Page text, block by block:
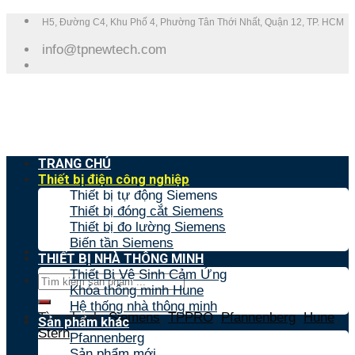
Skip
content
H5, Đường C4, Khu Phố 4, Phường Tân Thới Nhất, Quận 12, TP. HCM
info@tpnewtech.com
Tìm
kiếm:
Tìm nhanh:Siemens,TPPRO,Pfannenberg,Hune,
Stern
TRANG CHỦ
Thiết bị điện công nghiệp
Thiết bị tự động Siemens
Thiết bị đóng cắt Siemens
Thiết bị đo lường Siemens
Biến tần Siemens
THIẾT BỊ NHÀ THÔNG MINH
Thiết Bị Vệ Sinh Cảm Ứng
Khóa thông minh Hune
Hệ thống nhà thông minh
Sản phẩm khác
Pfannenberg